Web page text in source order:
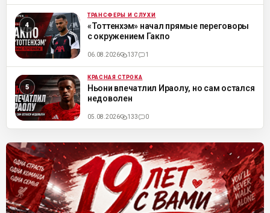
ML ТРАНСФЕРЫ И СЛУХИ
«Тоттенхэм» начал прямые переговоры
с окружением Гакпо
06.08.2026 137 1
ML КРАСНАЯ СТРОКА
Ньони впечатлил Ираолу, но сам остался
недоволен
05.08.2026 133 0